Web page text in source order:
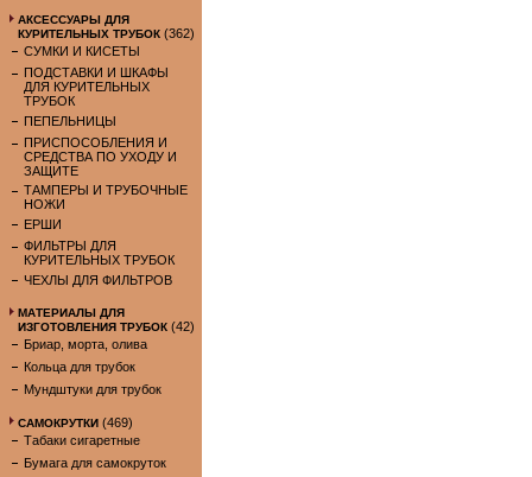
АКСЕССУАРЫ ДЛЯ
КУРИТЕЛЬНЫХ ТРУБОК (362)
СУМКИ И КИСЕТЫ
ПОДСТАВКИ И ШКАФЫ
ДЛЯ КУРИТЕЛЬНЫХ
ТРУБОК
ПЕПЕЛЬНИЦЫ
ПРИСПОСОБЛЕНИЯ И
СРЕДСТВА ПО УХОДУ И
ЗАЩИТЕ
ТАМПЕРЫ И ТРУБОЧНЫЕ
НОЖИ
ЕРШИ
ФИЛЬТРЫ ДЛЯ
КУРИТЕЛЬНЫХ ТРУБОК
ЧЕХЛЫ ДЛЯ ФИЛЬТРОВ
МАТЕРИАЛЫ ДЛЯ
ИЗГОТОВЛЕНИЯ ТРУБОК (42)
Бриар, морта, олива
Кольца для трубок
Мундштуки для трубок
САМОКРУТКИ (469)
Табаки сигаретные
Бумага для самокруток